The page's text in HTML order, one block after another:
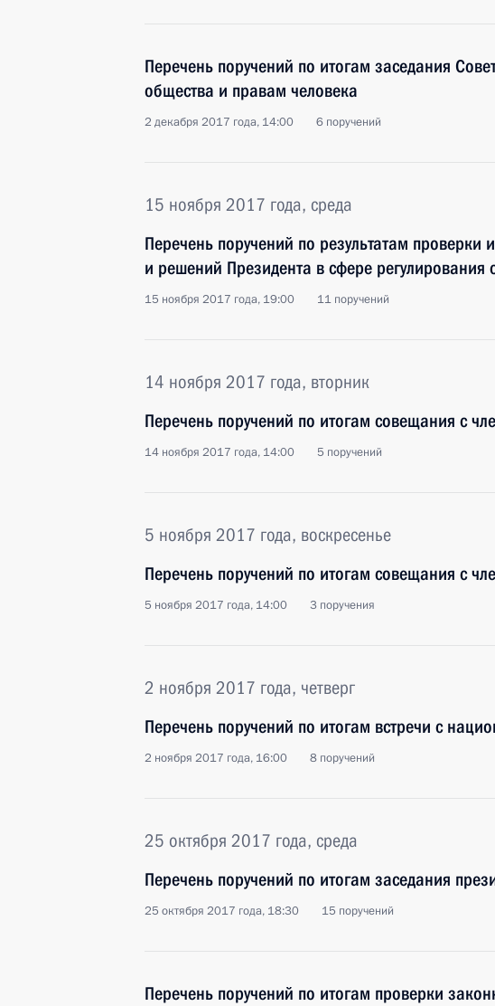
Перечень поручений по итогам заседания
общества и правам человека
2 декабря 2017 года, 14:00 6 поручений
15 ноября 2017 года, среда
Перечень поручений по результатам проверки
и решений Президента в сфере регулирования
15 ноября 2017 года, 19:00 11 поручений
14 ноября 2017 года, вторник
Перечень поручений по итогам совещания с
14 ноября 2017 года, 14:00 5 поручений
5 ноября 2017 года, воскресенье
Перечень поручений по итогам совещания с
5 ноября 2017 года, 14:00 3 поручения
2 ноября 2017 года, четверг
Перечень поручений по итогам встречи с
2 ноября 2017 года, 16:00 8 поручений
25 октября 2017 года, среда
Перечень поручений по итогам заседания
25 октября 2017 года, 18:30 15 поручений
Перечень поручений по итогам проверки